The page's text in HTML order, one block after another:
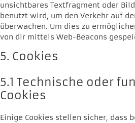
unsichtbares Textfragment oder
benutzt wird, um den Verkehr auf
überwachen. Um dies zu
von dir mittels Web-Beacons
5. Cookies
5.1 Technische oder
Cookies
Einige Cookies stellen sicher, dass